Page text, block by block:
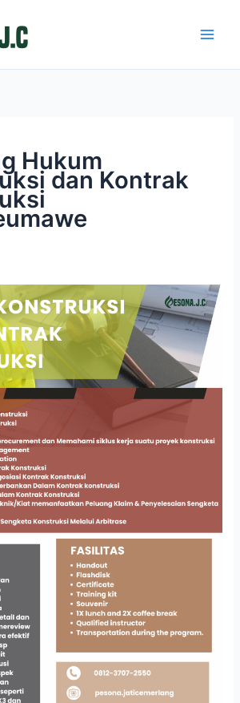
Hukum
dan Kontrak